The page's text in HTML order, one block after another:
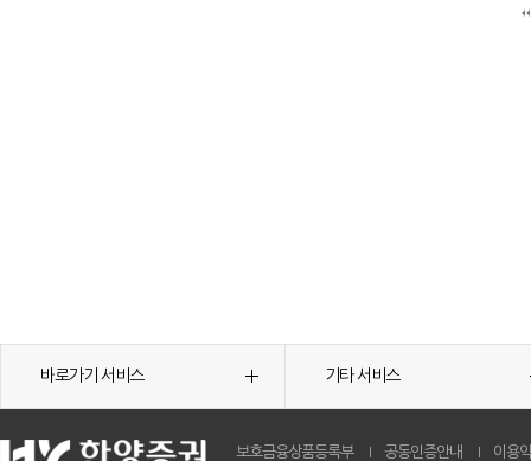
바로가기 서비스 기타 서비스
보호금융상품등록부 공동인증안내 이용